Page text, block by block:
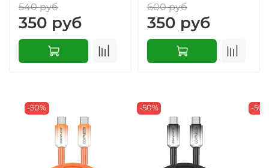
540 руб
350 руб
600 руб
350 руб
-50% -50% -